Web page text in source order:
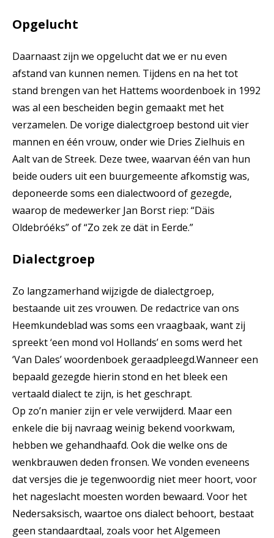
Opgelucht
Daarnaast zijn we opgelucht dat we er nu even
afstand van kunnen nemen. Tijdens en na het tot
stand brengen van het Hattems woordenboek in 1992
was al een bescheiden begin gemaakt met het
verzamelen. De vorige dialectgroep bestond uit vier
mannen en één vrouw, onder wie Dries Zielhuis en
Aalt van de Streek. Deze twee, waarvan één van hun
beide ouders uit een buurgemeente afkomstig was,
deponeerde soms een dialectwoord of gezegde,
waarop de medewerker Jan Borst riep: “Däis
Oldebróéks” of “Zo zek ze dät in Eerde.”
Dialectgroep
Zo langzamerhand wijzigde de dialectgroep,
bestaande uit zes vrouwen. De redactrice van ons
Heemkundeblad was soms een vraagbaak, want zij
spreekt ‘een mond vol Hollands’ en soms werd het
‘Van Dales’ woordenboek geraadpleegd.Wanneer een
bepaald gezegde hierin stond en het bleek een
vertaald dialect te zijn, is het geschrapt.
Op zo’n manier zijn er vele verwijderd. Maar een
enkele die bij navraag weinig bekend voorkwam,
hebben we gehandhaafd. Ook die welke ons de
wenkbrauwen deden fronsen. We vonden eveneens
dat versjes die je tegenwoordig niet meer hoort, voor
het nageslacht moesten worden bewaard. Voor het
Nedersaksisch, waartoe ons dialect behoort, bestaat
geen standaardtaal, zoals voor het Algemeen